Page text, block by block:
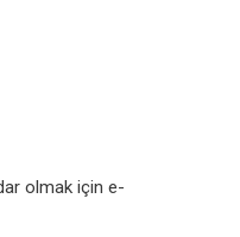
olmak için e-